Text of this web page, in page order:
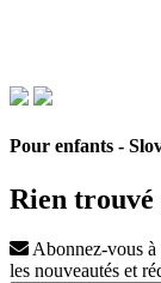
Pour enfants -
Rien trouvé
Abonnez-vous à
les nouveautés et